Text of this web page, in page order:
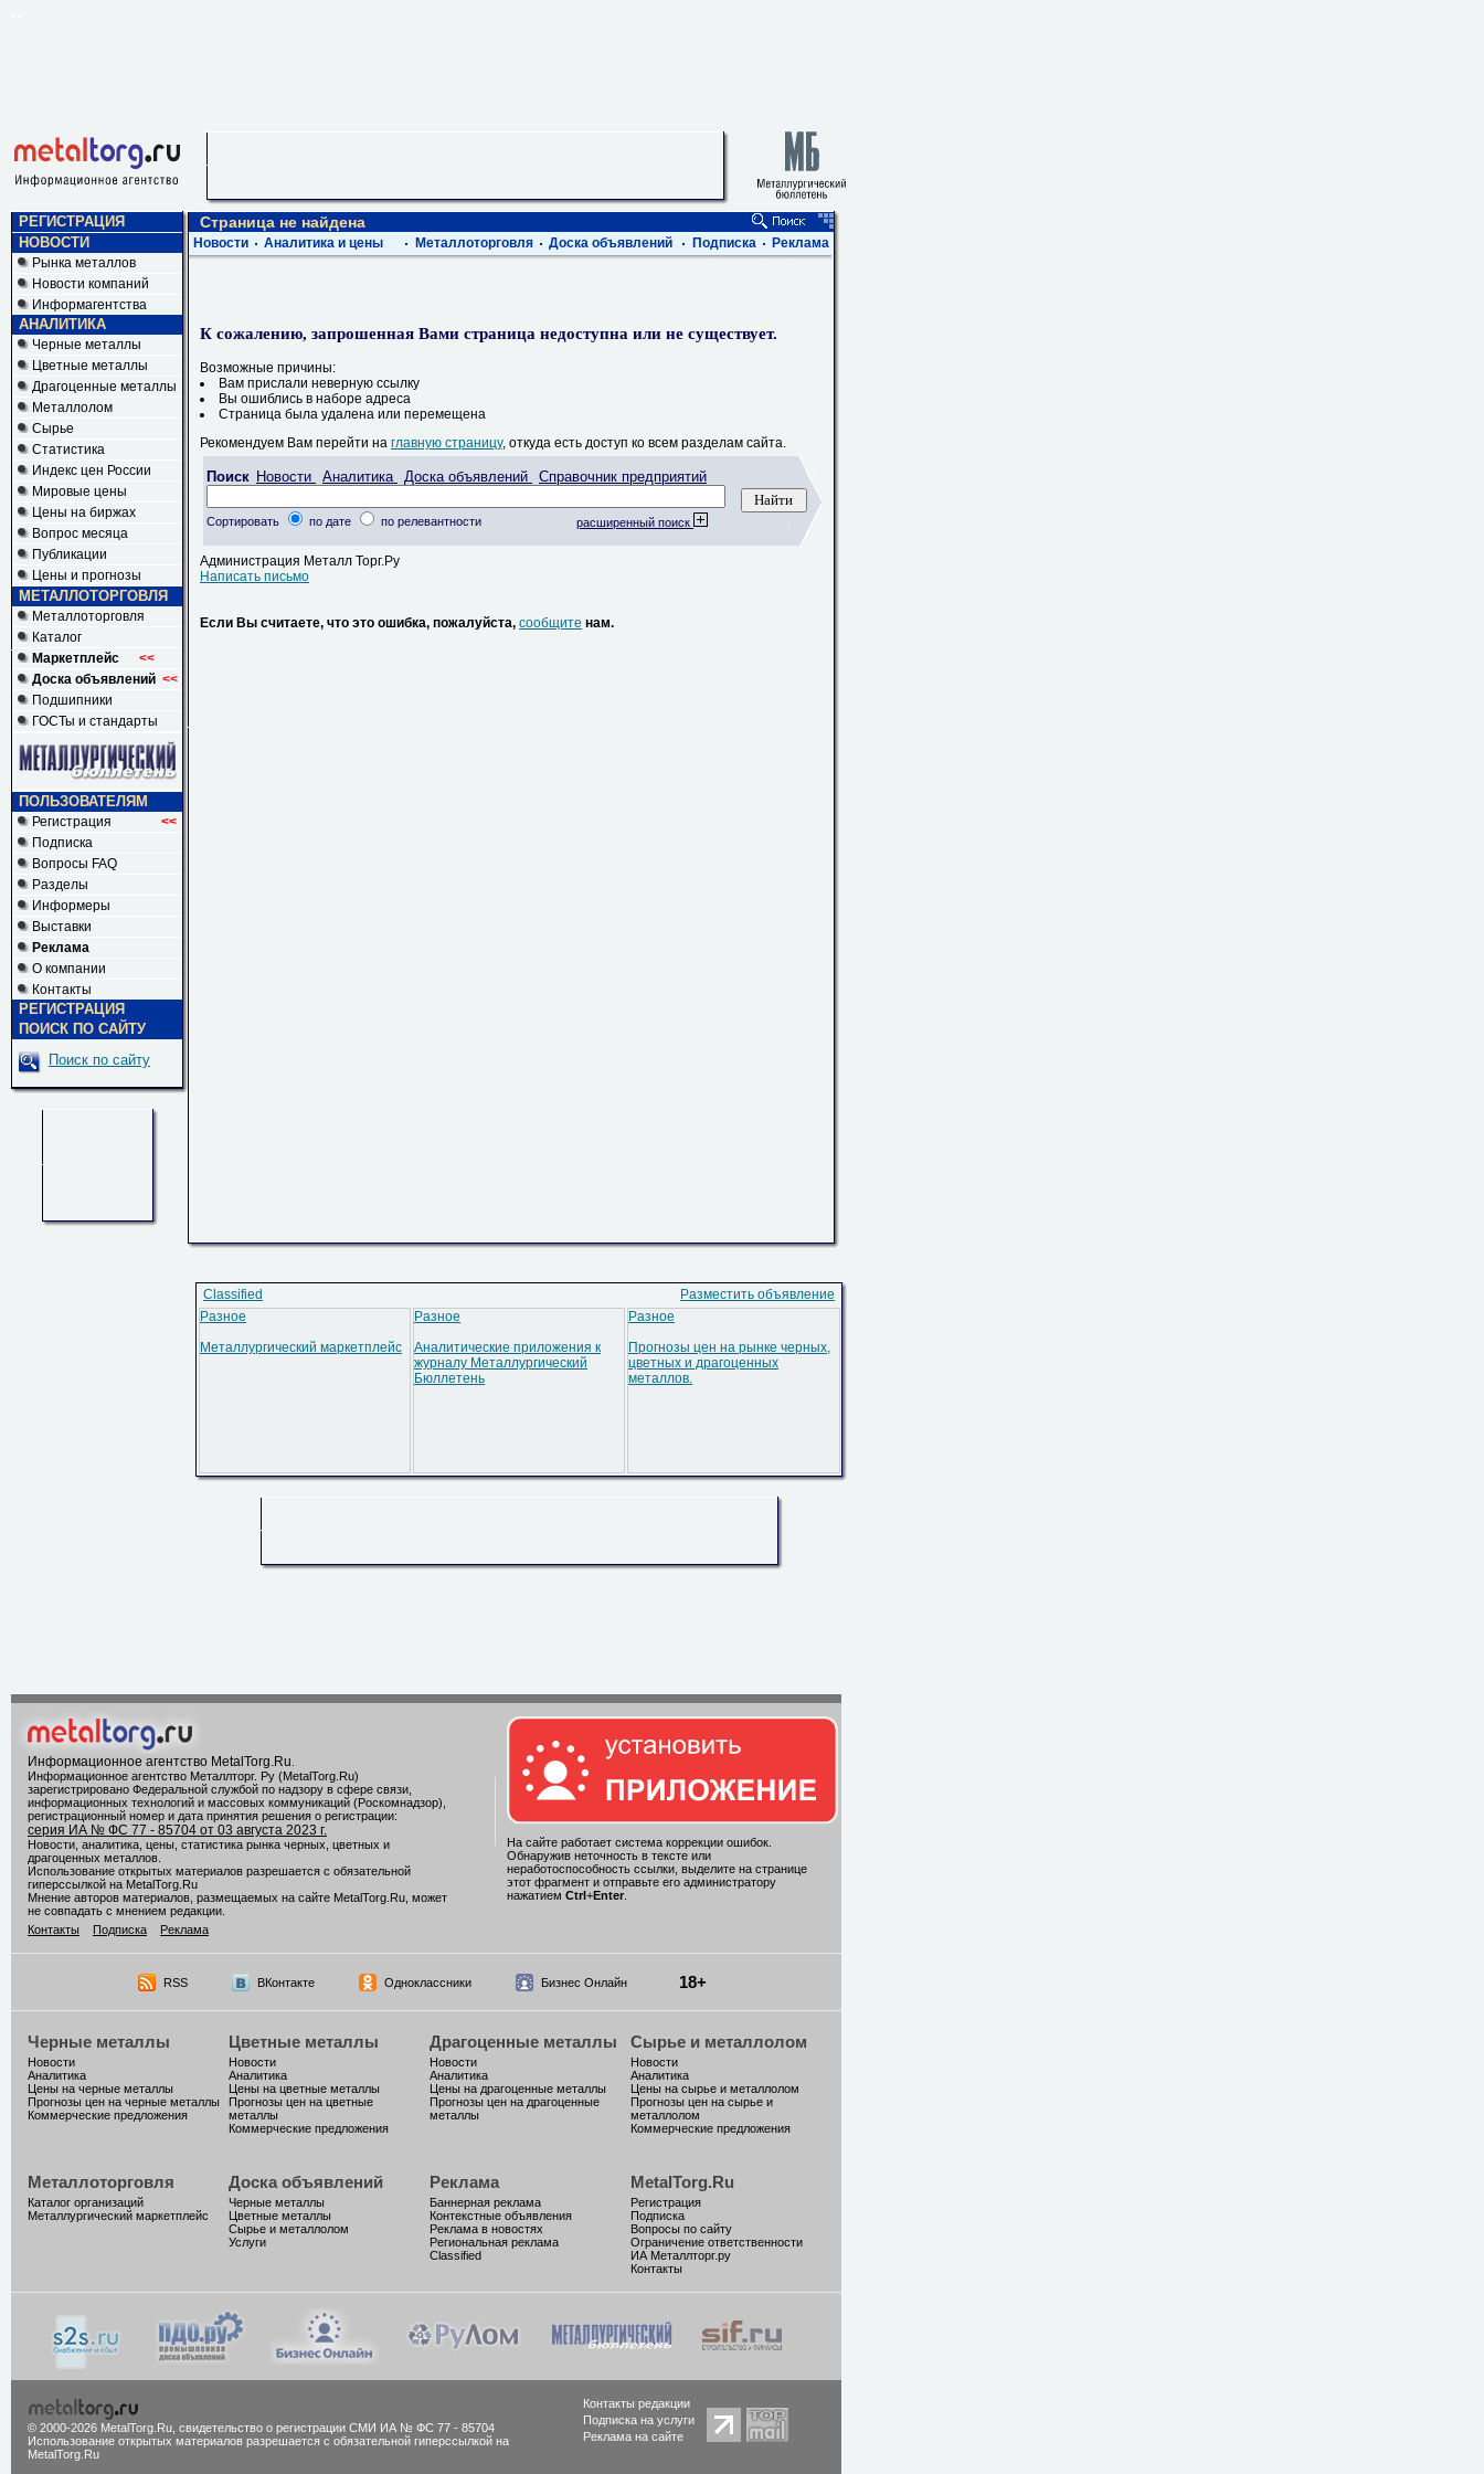
РЕГИСТРАЦИЯ
НОВОСТИ
Рынка металлов
Новости компаний
Информагентства
АНАЛИТИКА
Черные металлы
Цветные металлы
Драгоценные металлы
Металлолом
Сырье
Статистика
Индекс цен России
Мировые цены
Цены на биржах
Вопрос месяца
Публикации
Цены и прогнозы
МЕТАЛЛОТОРГОВЛЯ
Металлоторговля
Каталог
Маркетплейс
<<
Доска объявлений <<
Подшипники
ГОСТы и стандарты
ПОЛЬЗОВАТЕЛЯМ
Регистрация <<
Подписка
Вопросы FAQ
Разделы
Информеры
Выставки
Реклама
О компании
Контакты
РЕГИСТРАЦИЯ
ПОИСК ПО САЙТУ
Поиск по сайту
Страница не найдена
Новости Аналитика и цены Металлоторговля Доска объявлений Подписка Реклама
К сожалению, запрошенная Вами страница недоступна или не существует.
Возможные причины:
Вам прислали неверную ссылку
Вы ошиблись в наборе адреса
Страница была удалена или перемещена
Рекомендуем Вам перейти на главную страницу, откуда есть доступ ко всем разделам сайта.
Поиск Новости Аналитика Доска объявлений Справочник предприятий
Сортировать по дате по релевантности расширенный поиск
Администрация Металл Торг.Ру
Написать письмо
Если Вы считаете, что это ошибка, пожалуйста, сообщите нам.
Classified
Разместить объявление
Разное
Металлургический маркетплейс
Разное
Аналитические приложения к
журналу Металлургический
Бюллетень
Разное
Прогнозы цен на рынке черных,
цветных и драгоценных
металлов.
Информационное агентство MetalTorg.Ru
Информационное агентство Металлторг. Ру (MetalTorg.Ru)
зарегистрировано Федеральной службой по надзору в сфере связи,
информационных технологий и массовых коммуникаций (Роскомнадзор),
регистрационный номер и дата принятия решения о регистрации:
серия ИА № ФС 77 - 85704 от 03 августа 2023 г.
Новости, аналитика, цены, статистика рынка черных, цветных и
драгоценных металлов.
Использование открытых материалов разрешается с обязательной
гиперссылкой на MetalTorg.Ru
Мнение авторов материалов, размещаемых на сайте MetalTorg.Ru, может
не совпадать с мнением редакции.
Контакты
Подписка Реклама
На сайте работает система коррекции ошибок.
Обнаружив неточность в тексте или
неработоспособность ссылки, выделите на странице
этот фрагмент и отправьте его администратору
нажатием Ctrl +Enter.
RSS ВКонтакте Одноклассники Бизнес Онлайн 18+
Черные металлы
Новости
Аналитика
Цены на черные металлы
Прогнозы цен на черные металлы
Коммерческие предложения
Цветные металлы
Новости
Аналитика
Цены на цветные металлы
Прогнозы цен на цветные
металлы
Коммерческие предложения
Драгоценные металлы
Новости
Аналитика
Цены на драгоценные металлы
Прогнозы цен на драгоценные
металлы
Сырье и металлолом
Новости
Аналитика
Цены на сырье и металлолом
Прогнозы цен на сырье и
металлолом
Коммерческие предложения
Металлоторговля
Каталог организаций
Металлургический маркетплейс
Доска объявлений
Черные металлы
Цветные металлы
Сырье и металлолом
Услуги
Реклама
Баннерная реклама
Контекстные объявления
Реклама в новостях
Региональная реклама
Classified
MetalTorg.Ru
Регистрация
Подписка
Вопросы по сайту
Ограничение ответственности
ИА Металлторг.ру
Контакты
© 2000-2026 MetalTorg.Ru, cвидетельство о регистрации СМИ ИА № ФС 77 - 85704
Использование открытых материалов разрешается с обязательной гиперссылкой на
MetalTorg.Ru
Контакты редакции
Подписка на услуги
Реклама на сайте